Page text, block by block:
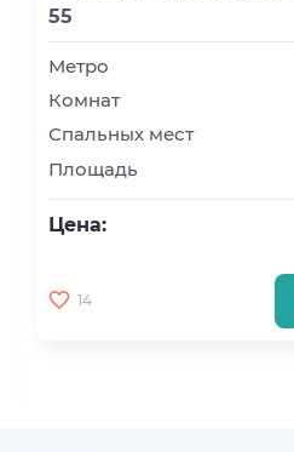
55
Метро
Комнат
Спальных мест
Площадь
Цена:
14